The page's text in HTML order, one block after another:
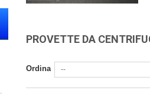
PROVETTE DA
Ordina --